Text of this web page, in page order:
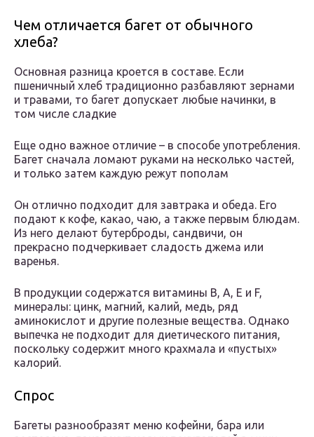
Чем отличается багет от обычного
хлеба?
Основная разница кроется в составе. Если
пшеничный хлеб традиционно разбавляют зернами
и травами, то багет допускает любые начинки, в
том числе сладкие
Еще одно важное отличие – в способе употребления.
Багет сначала ломают руками на несколько частей,
и только затем каждую режут пополам
Он отлично подходит для завтрака и обеда. Его
подают к кофе, какао, чаю, а также первым блюдам.
Из него делают бутерброды, сандвичи, он
прекрасно подчеркивает сладость джема или
варенья.
В продукции содержатся витамины В, А, Е и F,
минералы: цинк, магний, калий, медь, ряд
аминокислот и другие полезные вещества. Однако
выпечка не подходит для диетического питания,
поскольку содержит много крахмала и «пустых»
калорий.
Спрос
Багеты разнообразят меню кофейни, бара или